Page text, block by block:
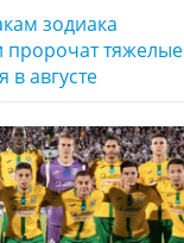
зодиака
пророчат тяжелые
в августе